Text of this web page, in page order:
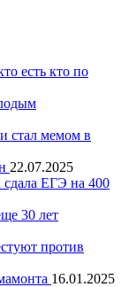
есть кто по
стал мемом в
22.07.2025
сдала ЕГЭ на 400
30 лет
против
16.01.2025